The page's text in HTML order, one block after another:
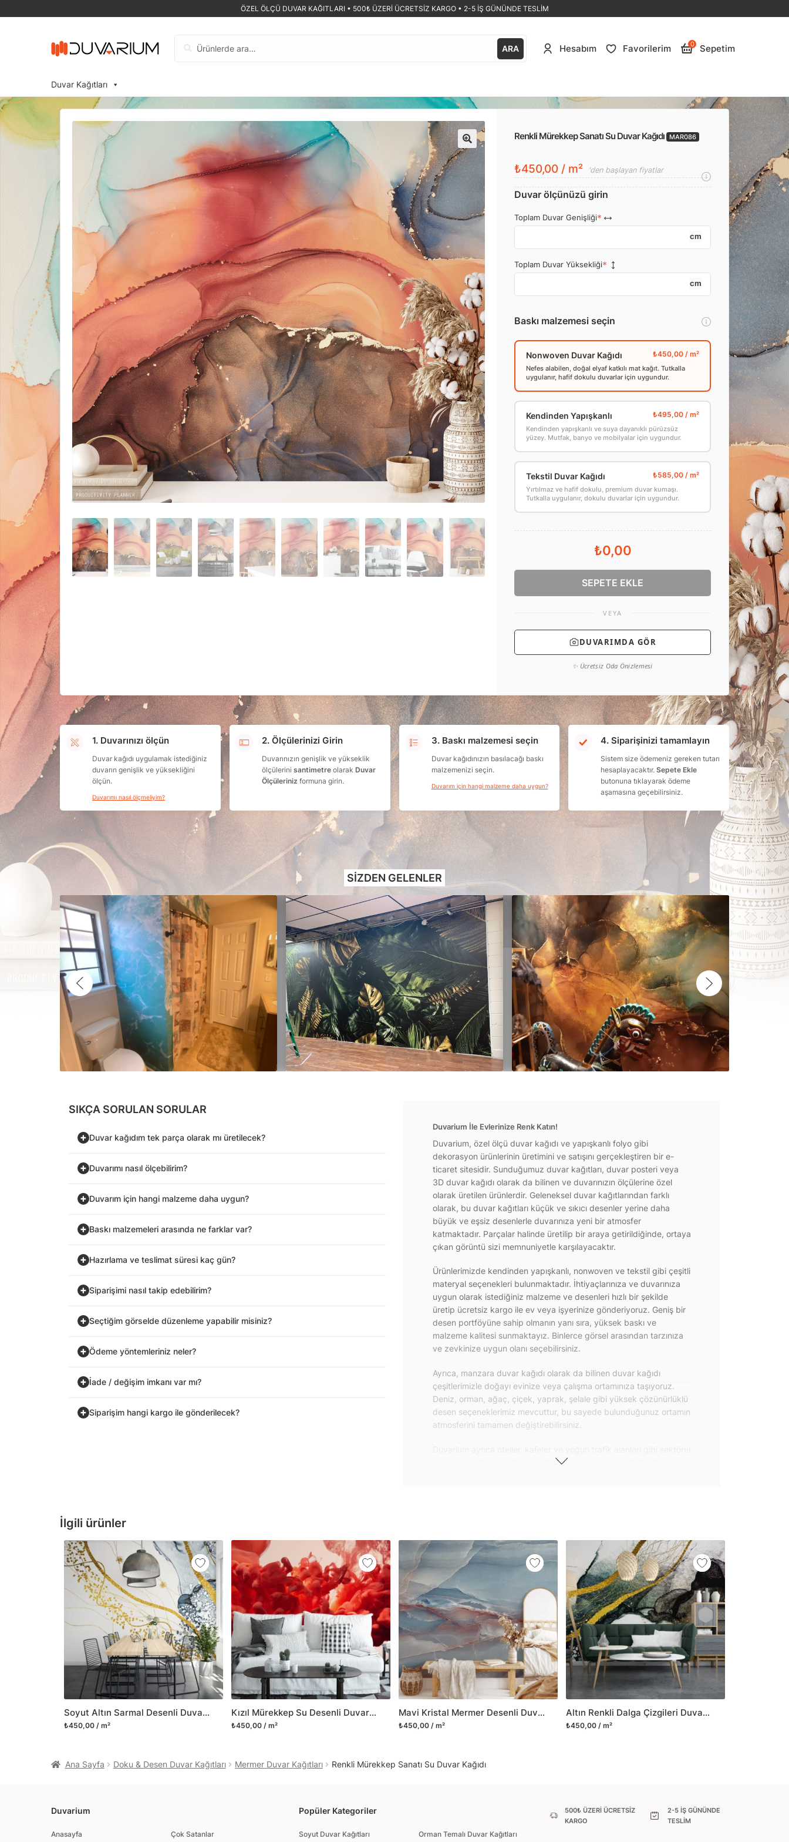
ÖZEL ÖLÇÜ DUVAR KAĞITLARI • 500₺ ÜZERİ ÜCRETSİZ KARGO • 2-5 İŞ GÜNÜNDE TESLİM
ARA Hesabım Favorilerim 0 Sepetim
Duvar Kağıtları
🔍
Renkli Mürekkep Sanatı Su Duvar Kağıdı MAR086
₺450,00 / m² 'den başlayan fiyatlar
Duvar ölçünüzü girin
Toplam Duvar Genişliği
cm
Toplam Duvar Yüksekliği
cm
Baskı malzemesi seçin
Nonwoven Duvar Kağıdı
Nefes alabilen, doğal elyaf katkılı mat kağıt. Tutkalla
uygulanır, hafif dokulu duvarlar için uygundur.
Kendinden Yapışkanlı
Kendinden yapışkanlı ve suya dayanıklı pürüzsüz
yüzey. Mutfak, banyo ve mobilyalar için uygundur.
Tekstil Duvar Kağıdı
Yırtılmaz ve hafif dokulu, premium duvar kumaşı.
Tutkalla uygulanır, dokulu duvarlar için uygundur.
₺0,00
SEPETE EKLE
VEYA
DUVARIMDA GÖR
✨ Ücretsiz Oda Önizlemesi
1. Duvarınızı ölçün
Duvar kağıdı uygulamak istediğiniz
duvarın genişlik ve yüksekliğini
ölçün.
Duvarımı nasıl ölçmeliyim?
2. Ölçülerinizi Girin
Duvarınızın genişlik ve yükseklik
ölçülerini santimetreolarak Duvar
Ölçüleriniz formuna girin.
3. Baskı malzemesi seçin
Duvar kağıdınızın basılacağı baskı
malzemenizi seçin.
Duvarım için hangi malzeme daha uygun?
4. Siparişinizi tamamlayın
Sistem size ödemeniz gereken tutarı
hesaplayacaktır.Sepete Ekle
butonuna tıklayarak ödeme
aşamasına geçebilirsiniz.
İlgili ürünler
Soyut Altın Sarmal Desenli Duvar Kağıdı
₺450,00 / m²
Kızıl Mürekkep Su Desenli Duvar Kağıdı, Renkli Duvar Dekoru İçin Soyut Kırmızı Sıvı Tasarımlı 3D Duvar Kağıdı
₺450,00 / m²
Mavi Kristal Mermer Desenli Duvar Posteri
₺450,00 / m²
Altın Renkli Dalga Çizgileri Duvar Posteri
₺450,00 / m²
SIZDEN GELENLER
SIKÇA SORULAN SORULAR
Duvar kağıdım tek parça olarak mı üretilecek?
Duvarımı nasıl ölçebilirim?
Duvarım için hangi malzeme daha uygun?
Baskı malzemeleri arasında ne farklar var?
Hazırlama ve teslimat süresi kaç gün?
Siparişimi nasıl takip edebilirim?
Seçtiğim görselde düzenleme yapabilir misiniz?
Ödeme yöntemleriniz neler?
İade / değişim imkanı var mı?
Siparişim hangi kargo ile gönderilecek?
Duvarium İle Evlerinize Renk Katın!
Duvarium, özel ölçü duvar kağıdı ve yapışkanlı folyo gibi
dekorasyon ürünlerinin üretimini ve satışını gerçekleştiren bir e-
ticaret sitesidir. Sunduğumuz duvar kağıtları, duvar posteri veya
3D duvar kağıdı olarak da bilinen ve duvarınızın ölçülerine özel
olarak üretilen ürünlerdir. Geleneksel duvar kağıtlarından farklı
olarak, bu duvar kağıtları küçük ve sıkıcı desenler yerine daha
büyük ve eşsiz desenlerle duvarınıza yeni bir atmosfer
katmaktadır. Parçalar halinde üretilip bir araya getirildiğinde, ortaya
çıkan görüntü sizi memnuniyetle karşılayacaktır.
Ürünlerimizde kendinden yapışkanlı, nonwoven ve tekstil gibi çeşitli
materyal seçenekleri bulunmaktadır. İhtiyaçlarınıza ve duvarınıza
uygun olarak istediğiniz malzeme ve desenleri hızlı bir şekilde
üretip ücretsiz kargo ile ev veya işyerinize gönderiyoruz. Geniş bir
desen portföyüne sahip olmanın yanı sıra, yüksek baskı ve
malzeme kalitesi sunmaktayız. Binlerce görsel arasından tarzınıza
ve zevkinize uygun olanı seçebilirsiniz.
Ayrıca, manzara duvar kağıdı olarak da bilinen duvar kağıdı
çeşitlerimizle doğayı evinize veya çalışma ortamınıza taşıyoruz.
Deniz, orman, ağaç, çiçek, yaprak, şelale gibi yüksek çözünürlüklü
desen seçeneklerimiz mevcuttur, bu sayede bulunduğunuz ortamın
atmosferini tamamen değiştirebilirsiniz.
alanlar için de proje duvar kağıdı çözümleri sunmaktadır. Yanmaz
yapışkanlı folyolarımız da geniş kullanım amacına sahiptir. Bu
folyolar sayesinde masa, çekmece, dolap kapakları gibi
mobilyalarınıza ilk günkü gibi yeni bir görünüm kazandırabilirsiniz.
Yüzeyi düz olan cam dahil her türlü yüzeye yapışabilen ve suya
dayanıklı yapışkanlı folyo modellerimizi ilgili kategoride
bulabilirsiniz.
Duvarium, yalnızca bu ürünlerle sınırlı kalmayıp aynı zamanda
kanvas tablo gibi çeşitli duvar dekorasyon ürünlerinin de üretimini
ve satışını yapmaktadır. Duvar tasarımının önemini biliyor ve evin en
kritik dekorasyon alanı olduğunu kabul ediyoruz. Bu nedenle ürün
yelpazemizi sürekli genişletiyor ve trendlere ayak uydurmanın yanı
sıra yeni trendlerin oluşumunda da öncü rol üstleniyoruz.
Herhangi bir soru ya da sorununuz olursa bizimle iletişime
geçebilirsiniz.
Ana Sayfa Doku & Desen Duvar Kağıtları Mermer Duvar Kağıtları Renkli Mürekkep Sanatı Su Duvar Kağıdı
Duvarium
Anasayfa Çok Satanlar
Popüler Kategoriler
Soyut Duvar Kağıtları Orman Temalı Duvar Kağıtları
500₺ ÜZERİ ÜCRETSİZ
KARGO
2-5 İŞ GÜNÜNDE
TESLİM